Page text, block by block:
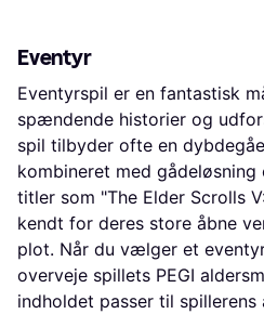
Eventyr
Eventyrspil er en fantastisk
spændende historier og
spil tilbyder ofte en
kombineret med
titler som "The Elder Scrolls
kendt for deres store åbne
plot. Når du vælger et
overveje spillets PEGI
indholdet passer til spillerens